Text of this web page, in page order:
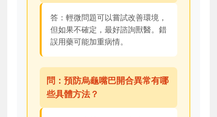
答：輕微問題可以嘗試改善環境，
但如果不確定，最好諮詢獸醫。錯
誤用藥可能加重病情。
問：預防烏龜嘴巴開合異常有哪
些具體方法？